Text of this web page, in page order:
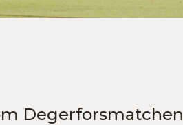
Degerforsmatchen